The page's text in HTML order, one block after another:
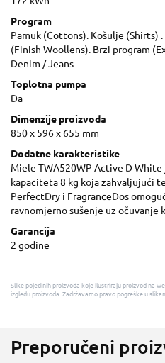
Program
Pamuk (Cottons). Košulje (Shirts)
(Finish Woollens). Brzi program
Denim / Jeans
Toplotna pumpa
Da
Dimenzije proizvoda
850 x 596 x 655 mm
Dodatne karakteristike
Miele TWA520WP Active D
kapaciteta 8 kg koja zahvaljujući
PerfectDry i FragranceDos
ravnomjerno sušenje uz očuvanje
Garancija
2 godine
Slike pojedinih proizvoda koje ilustriraju proizvod na
izgledu proizvoda. Zadržavamo pravo pogreške u
Preporučeni